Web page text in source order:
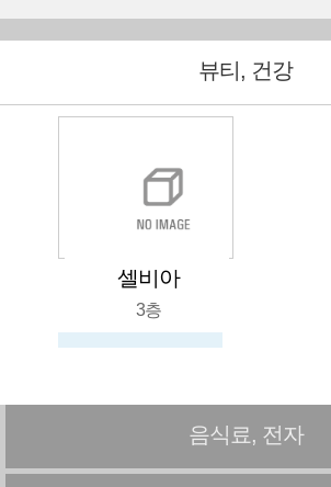
뷰티, 건강
셀비아
3층
음식료, 전자